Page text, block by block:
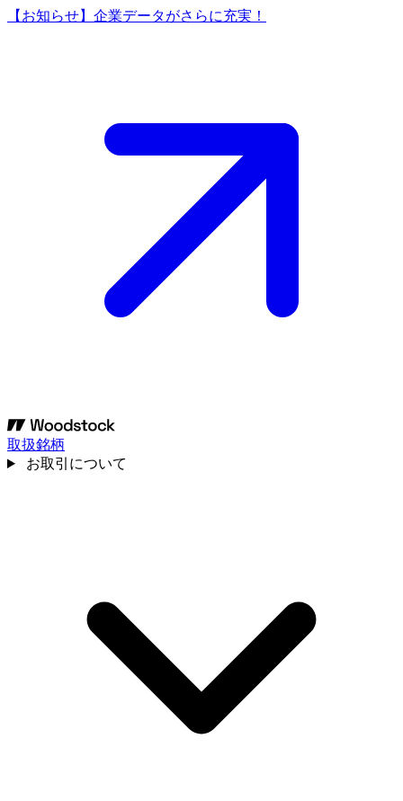
【お知らせ】企業データがさらに充実！
取扱銘柄
お取引について